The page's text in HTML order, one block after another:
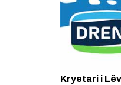
Kryetari i